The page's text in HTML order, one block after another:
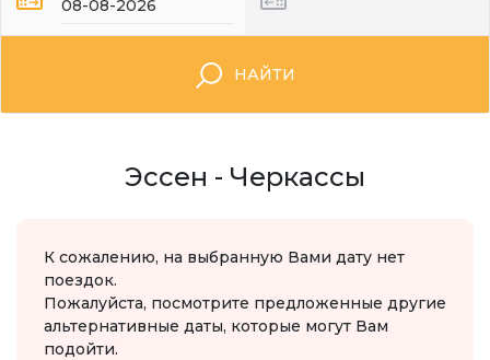
НАЙТИ
Эссен - Черкассы
К сожалению, на выбранную Вами дату нет
поездок.
Пожалуйста, посмотрите предложенные другие
альтернативные даты, которые могут Вам
подойти.